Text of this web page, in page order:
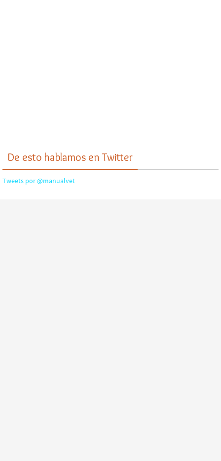
De esto hablamos en Twitter
Tweets por @manualvet